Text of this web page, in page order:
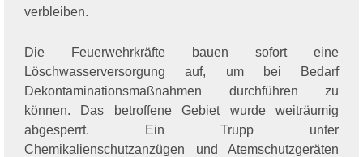
verbleiben.
Die Feuerwehrkräfte bauen sofort eine
Löschwasserversorgung auf, um bei Bedarf
Dekontaminationsmaßnahmen durchführen zu
können. Das betroffene Gebiet wurde weiträumig
abgesperrt. Ein Trupp unter
Chemikalienschutzanzügen und Atemschutzgeräten